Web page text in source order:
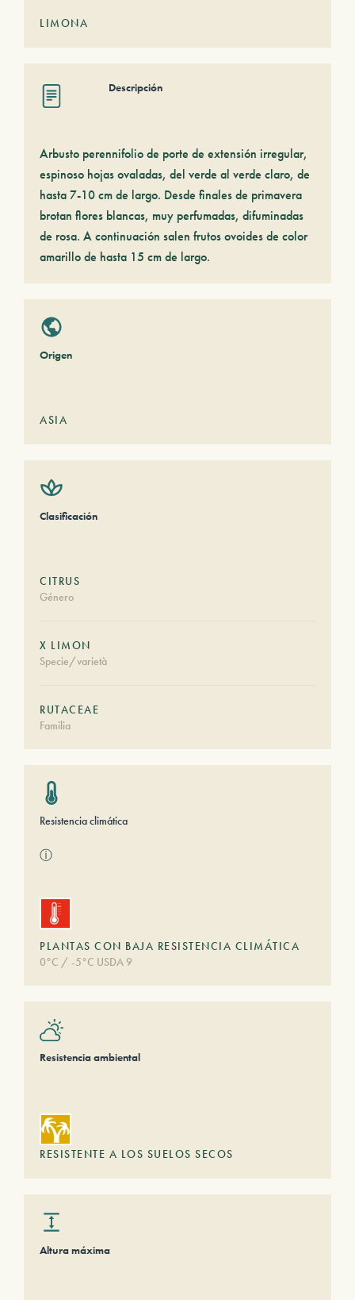
LIMONA
Descripción
Arbusto perennifolio de porte de extensión irregular,
espinoso hojas ovaladas, del verde al verde claro, de
hasta 7-10 cm de largo. Desde finales de primavera
brotan flores blancas, muy perfumadas, difuminadas
de rosa. A continuación salen frutos ovoides de color
amarillo de hasta 15 cm de largo.
Origen
ASIA
Clasificación
CITRUS
Género
X LIMON
Specie/varietà
RUTACEAE
Familia
Resistencia climática
ⓘ
PLANTAS CON BAJA RESISTENCIA CLIMÁTICA
0°C / -5°C USDA 9
Resistencia ambiental
RESISTENTE A LOS SUELOS SECOS
Altura máxima